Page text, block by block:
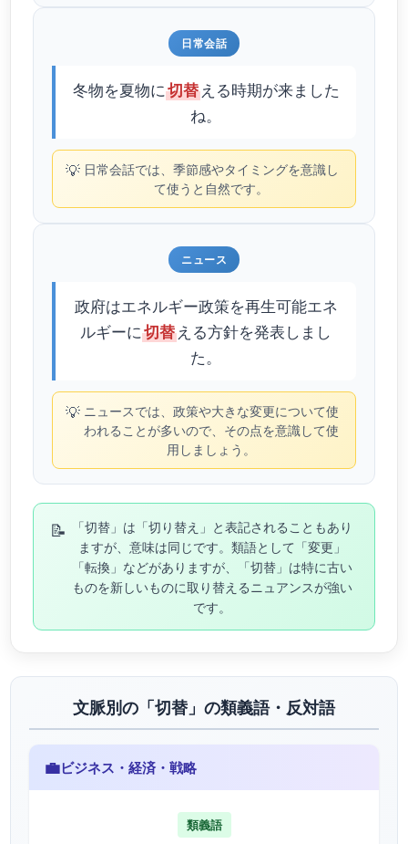
日常会話
冬物を夏物に切替える時期が来ました
ね。
💡 日常会話では、季節感やタイミングを意識し
て使うと自然です。
ニュース
政府はエネルギー政策を再生可能エネ
ルギーに切替 える方針を発表しまし
た。
💡 ニュースでは、政策や大きな変更について使
われることが多いので、その点を意識して使
用しましょう。
📝
「切替」は「切り替え」と表記されることもあり
ますが、意味は同じです。類語として「変更」
「転換」などがありますが、「切替」は特に古い
ものを新しいものに取り替えるニュアンスが強い
です。
文脈別の「切替」の類義語・反対語
💼ビジネス・経済・戦略
類義語